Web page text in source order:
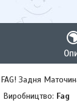
FAG! Задня
Виробництво: Fag